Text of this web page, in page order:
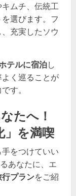
ムチ、伝統工
選びます。フ
充実したソウ
テルに宿泊し
く巡ることが
す。
たへ！
」を満喫
をつけていい
あなたに、エ
プランをご紹